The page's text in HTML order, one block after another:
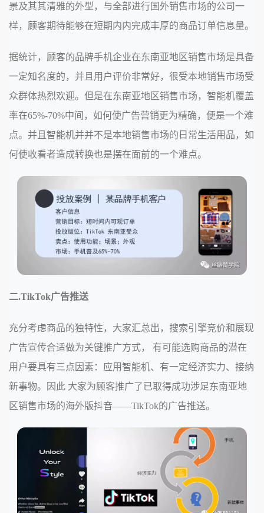
景及其其清雅的外型，与全部进行国外销售市场的公司一
样，顾客期待能够在短期内内完成丰厚的商品订单信息量。
据统计，顾客的品牌手机企业在东南亚地区销售市场是具备
一定知名度的，并且用户评价非常好，很受本地销售市场受
众群体热烈欢迎。但是在东南亚地区销售市场，智能机覆盖
率在65%-70%中间，如何使广告营销更为精确，便是一个难
点。并且智能机并并不是本地销售市场的日常生活用品，如
何使收看者造成转换也是摆在面前的一个难点。
二.TikTok广告推送
充分考虑商品的独特性，大家汇总出，搜索引擎竞价和展现
广告宣传合适做为关键推广方式， 有可能选购商品的潜在
用户要具有三点因素：应用智能机、有一定经济实力、接纳
新事物。因此 大家为顾客推广了已取得成功涉足东南亚地
区销售市场的海外版抖音——TikTok的广告推送。